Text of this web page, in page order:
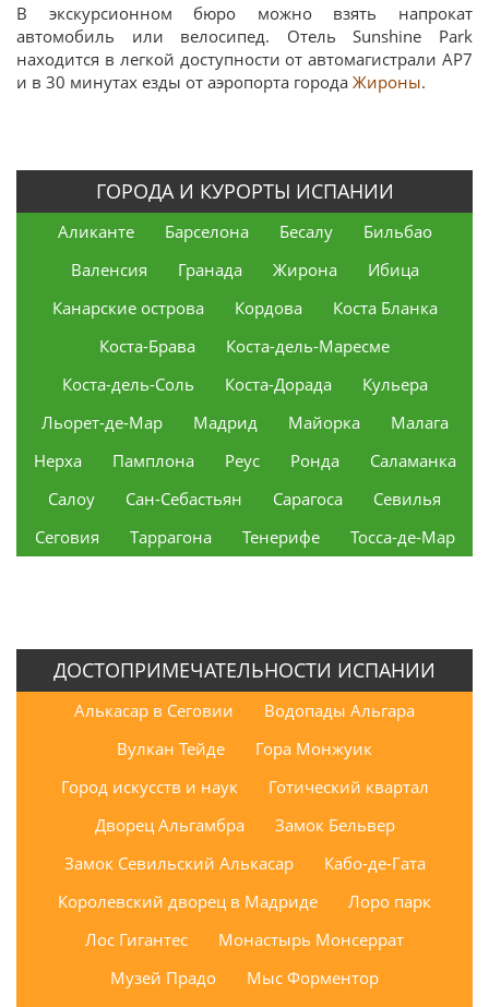
В экскурсионном бюро можно взять напрокат
автомобиль или велосипед. Отель Sunshine Park
находится в легкой доступности от автомагистрали AP7
и в 30 минутах езды от аэропорта города Жироны.
ГОРОДА И КУРОРТЫ ИСПАНИИ
Аликанте Барселона Бесалу
Бильбао
Валенсия
Гранада Жирона
Ибица
Канарские острова
Кордова
Коста Бланка
Коста-Брава
Коста-дель-Маресме
Коста-дель-Соль
Коста-Дорада
Кульера
Льорет-де-Мар
Мадрид Майорка
Малага
Нерха
Памплона Реус Ронда
Саламанка
Салоу
Сан-Себастьян Сарагоса
Севилья
Сеговия
Таррагона Тенерифе Тосса-де-Мар
ДОСТОПРИМЕЧАТЕЛЬНОСТИ ИСПАНИИ
Алькасар в Сеговии
Водопады Альгара
Вулкан Тейде
Гора Монжуик
Город искусств и наук
Готический квартал
Дворец Альгамбра
Замок Бельвер
Замок Севильский Алькасар
Кабо-де-Гата
Королевский дворец в Мадриде
Лоро парк
Лос Гигантес
Монастырь Монсеррат
Музей Прадо
Мыс Форментор